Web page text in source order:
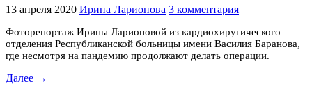
13 апреля 2020 Ирина Ларионова 3 комментария
Фоторепортаж Ирины Ларионовой из кардиохиругического
отделения Республиканской больницы имени Василия Баранова,
где несмотря на пандемию продолжают делать операции.
Далее →